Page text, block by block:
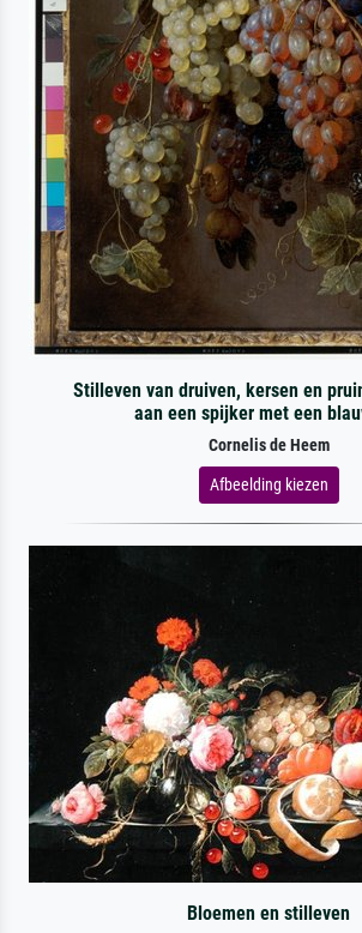
Stilleven van druiven, kersen en
aan een spijker met een
Cornelis de Heem
Afbeelding kiezen
Bloemen en stilleven